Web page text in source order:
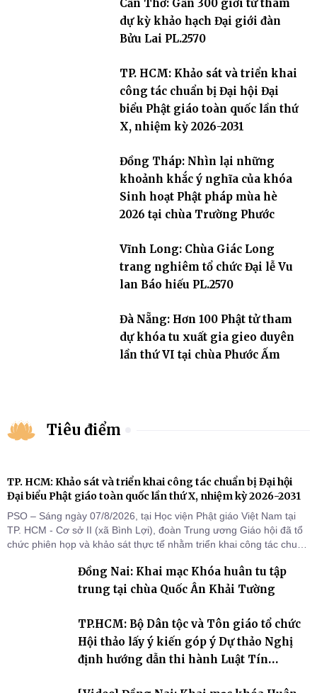
Cần Thơ: Gần 300 giới tử tham
dự kỳ khảo hạch Đại giới đàn
Bửu Lai PL.2570
TP. HCM: Khảo sát và triển khai
công tác chuẩn bị Đại hội Đại
biểu Phật giáo toàn quốc lần thứ
X, nhiệm kỳ 2026-2031
Đồng Tháp: Nhìn lại những
khoảnh khắc ý nghĩa của khóa
Sinh hoạt Phật pháp mùa hè
2026 tại chùa Trường Phước
Vĩnh Long: Chùa Giác Long
trang nghiêm tổ chức Đại lễ Vu
lan Báo hiếu PL.2570
Đà Nẵng: Hơn 100 Phật tử tham
dự khóa tu xuất gia gieo duyên
lần thứ VI tại chùa Phước Ấm
Tiêu điểm
TP. HCM: Khảo sát và triển khai công tác chuẩn bị Đại hội
Đại biểu Phật giáo toàn quốc lần thứ X, nhiệm kỳ 2026-2031
PSO – Sáng ngày 07/8/2026, tại Học viện Phật giáo Việt Nam tại
TP. HCM - Cơ sở II (xã Bình Lợi), đoàn Trung ương Giáo hội đã tổ
chức phiên họp và khảo sát thực tế nhằm triển khai công tác chuẩn
Đồng Nai: Khai mạc Khóa huân tu tập
trung tại chùa Quốc Ân Khải Tường
TP.HCM: Bộ Dân tộc và Tôn giáo tổ chức
Hội thảo lấy ý kiến góp ý Dự thảo Nghị
định hướng dẫn thi hành Luật Tín